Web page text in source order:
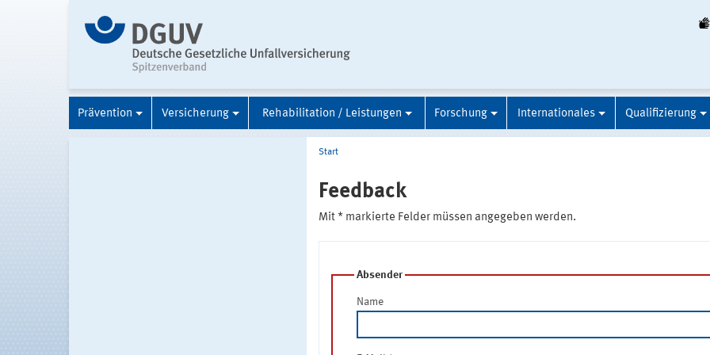
Prävention Versicherung Rehabilitation / Leistungen Forschung Internationales Qualifizierung
Start
Feedback
Mit * markierte Felder müssen angegeben werden.
Absender
Name